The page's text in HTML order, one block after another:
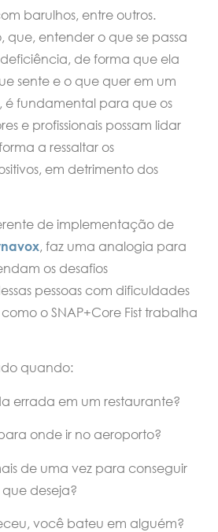
barulhos, entre outros.
que, entender o que se passa
de forma que ela
sente e o que quer em um
é fundamental para que os
e profissionais possam lidar
a ressaltar os
em detrimento dos
de implementação de
, faz uma analogia para
os desafios
pessoas com dificuldades
o SNAP+Core Fist trabalha
quando:
errada em um restaurante?
onde ir no aeroporto?
de uma vez para conseguir
deseja?
você bateu em alguém?